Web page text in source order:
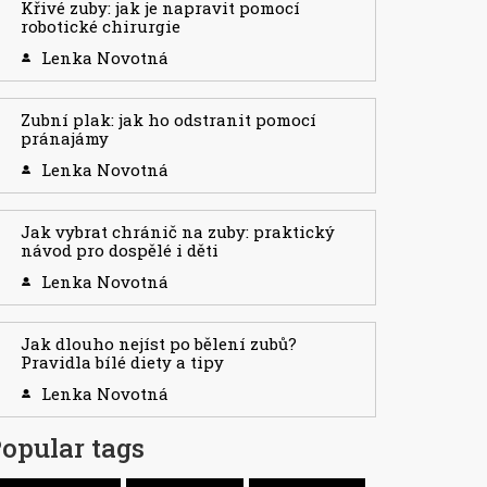
Křivé zuby: jak je napravit pomocí
robotické chirurgie
Lenka Novotná
Zubní plak: jak ho odstranit pomocí
pránajámy
Lenka Novotná
Jak vybrat chránič na zuby: praktický
návod pro dospělé i děti
Lenka Novotná
Jak dlouho nejíst po bělení zubů?
Pravidla bílé diety a tipy
Lenka Novotná
tags